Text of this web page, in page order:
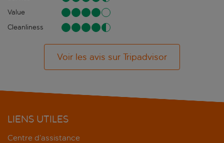
Value
Cleanliness
Voir les avis sur Tripadvisor
LIENS UTILES
Centre d’assistance